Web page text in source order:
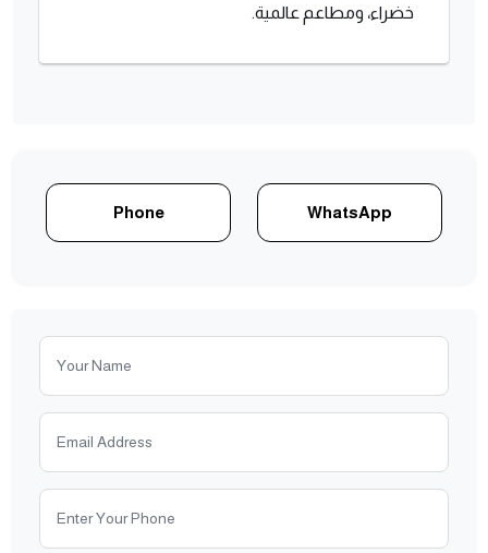
خضراء، ومطاعم عالمية.
WhatsApp
Phone